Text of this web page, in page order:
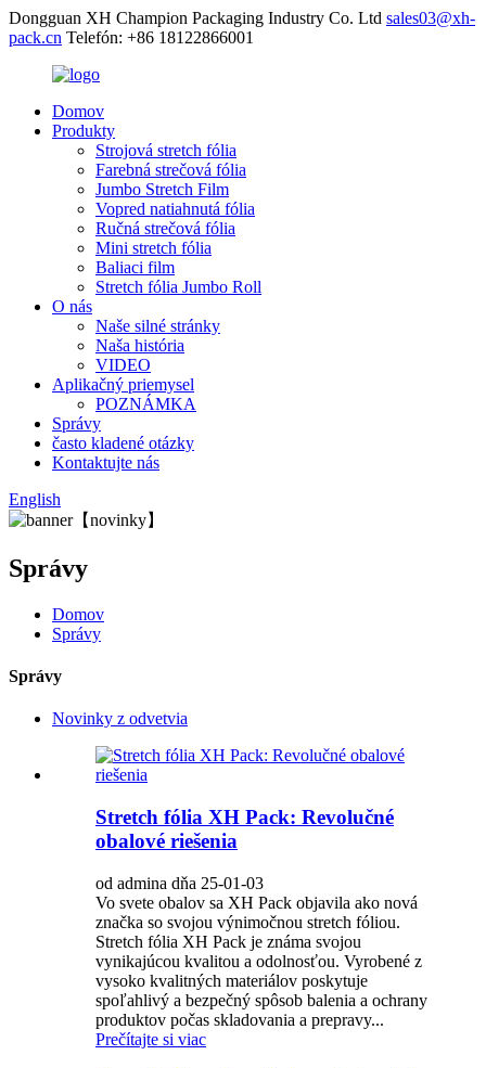
Dongguan XH Champion Packaging Industry Co. Ltd sales03@xh-
pack.cn Telefón: +86 18122866001
Domov
Produkty
Strojová stretch fólia
Farebná strečová fólia
Jumbo Stretch Film
Vopred natiahnutá fólia
Ručná strečová fólia
Mini stretch fólia
Baliaci film
Stretch fólia Jumbo Roll
O nás
Naše silné stránky
Naša história
VIDEO
Aplikačný priemysel
POZNÁMKA
Správy
často kladené otázky
Kontaktujte nás
English
Správy
Domov
Správy
Správy
Novinky z odvetvia
Stretch fólia XH Pack: Revolučné
obalové riešenia
od admina dňa 25-01-03
Vo svete obalov sa XH Pack objavila ako nová
značka so svojou výnimočnou stretch fóliou.
Stretch fólia XH Pack je známa svojou
vynikajúcou kvalitou a odolnosťou. Vyrobené z
vysoko kvalitných materiálov poskytuje
spoľahlivý a bezpečný spôsob balenia a ochrany
produktov počas skladovania a prepravy...
Prečítajte si viac